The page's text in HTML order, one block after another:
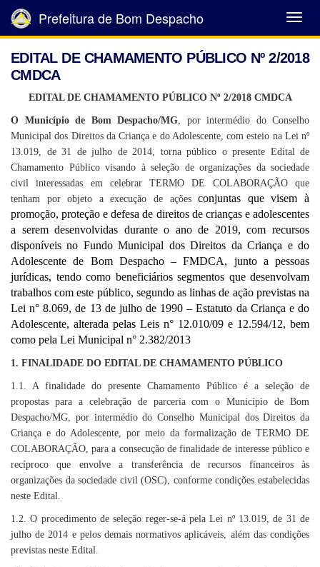
Abrir
Menu
Prefeitura de Bom Despacho
EDITAL DE CHAMAMENTO PÚBLICO Nº 2/2018
CMDCA
EDITAL DE CHAMAMENTO PÚBLICO Nº 2/2018 CMDCA
O Município de Bom Despacho/MG, por intermédio do Conselho
Municipal dos Direitos da Criança e do Adolescente, com esteio na Lei nº
13.019, de 31 de julho de 2014, torna público o presente Edital de
Chamamento Público visando à seleção de organizações da sociedade
civil interessadas em celebrar TERMO DE COLABORAÇÃO que
tenham por objeto a execução de açõesconjuntas que visem à
promoção, proteção e defesa de direitos de crianças e adolescentes
a serem desenvolvidas durante o ano de 2019, com recursos
disponíveis no FundoMunicipal dosDireitos daCriança e do
Adolescente de Bom Despacho – FMDCA, junto a pessoas
jurídicas, tendo como beneficiários segmentos que desenvolvam
trabalhos comeste público, segundo as linhas de ação previstas na
Lei n° 8.069, de 13 de julho de 1990 – Estatuto da Criança e do
Adolescente, alterada pelas Leis n° 12.010/09 e 12.594/12, bem
como pela Lei Municipal n° 2.382/2013
1. FINALIDADE DO EDITAL DE CHAMAMENTO PÚBLICO
1.1. A finalidade do presente Chamamento Público é a seleção de
propostas para a celebração de parceria com o Município de Bom
Despacho/MG, por intermédio do Conselho Municipal dos Direitos da
Criança e do Adolescente, por meio da formalização de TERMO DE
COLABORAÇÃO, para a consecução de finalidade de interesse público e
recíproco que envolve a transferência de recursos financeiros às
organizações da sociedade civil (OSC), conforme condições estabelecidas
neste Edital.
1.2. O procedimento de seleção reger-se-á pela Lei nº 13.019, de 31 de
julho de 2014 e pelos demais normativos aplicáveis, além das condições
previstas neste Edital.